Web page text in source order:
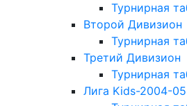
Турнирная
Второй Дивизион
Турнирная
Третий Дивизион
Турнирная
Лига Kids-2004-05